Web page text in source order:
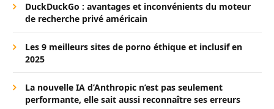
DuckDuckGo : avantages et inconvénients du moteur
de recherche privé américain
Les 9 meilleurs sites de porno éthique et inclusif en
2025
La nouvelle IA d’Anthropic n’est pas seulement
performante, elle sait aussi reconnaître ses erreurs